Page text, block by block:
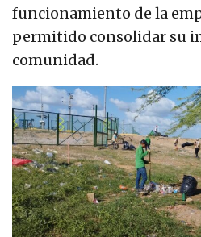
funcionamiento de la
permitido consolidar su
comunidad.